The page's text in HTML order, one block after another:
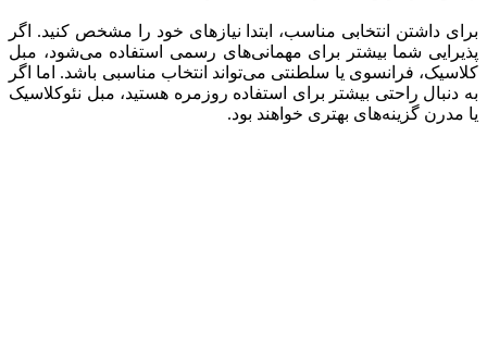
برای داشتن انتخابی مناسب، ابتدا نیازهای خود را مشخص کنید. اگر
پذیرایی شما بیشتر برای مهمانی‌های رسمی استفاده می‌شود، مبل
کلاسیک، فرانسوی یا سلطنتی می‌تواند انتخاب مناسبی باشد. اما اگر
به دنبال راحتی بیشتر برای استفاده روزمره هستید، مبل نئوکلاسیک
یا مدرن گزینه‌های بهتری خواهند بود.